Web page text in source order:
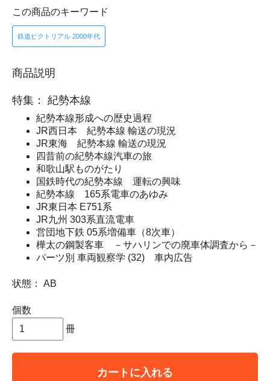
この商品のキーワード
鉄道ピクトリアル 2000年代
商品説明
特集： 紀勢本線
紀勢本線形成への歴史過程
JR西日本 紀勢本線 輸送の現況
JR東海 紀勢本線 輸送の現況
四昔前の紀勢本線汽車の旅
和歌山駅ものがたり
国鉄時代の紀勢本線 運転の興味
紀勢本線 165系電車のあゆみ
JR東日本 E751系
JR九州 303系直流電車
営団地下鉄 05系増備車（8次車）
樺太の鋼製客車 －サハリンでの廃車体調査から－
パーツ別 車両観察学 (32) 車内広告
状態： AB
個数
冊
カートに入れる